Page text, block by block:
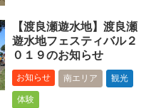
【渡良瀬遊水地】渡良瀬
遊水地フェスティバル２
０１９のお知らせ
お知らせ 南エリア 観光
体験